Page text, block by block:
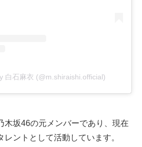
白石麻衣 (@m.shiraishi.official)
木坂46の元メンバーであり、現在
ントとして活動しています。